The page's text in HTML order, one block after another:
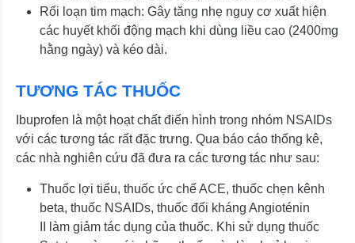
Rối loạn tim mạch: Gây tăng nhẹ nguy cơ xuất hiện
các huyết khối động mạch khi dùng liều cao (2400mg
hằng ngày) và kéo dài.
TƯƠNG TÁC THUỐC
Ibuprofen là một hoạt chất điển hình trong nhóm NSAIDs
với các tương tác rất đặc trưng. Qua báo cáo thống kê,
các nhà nghiên cứu đã đưa ra các tương tác như sau:
Thuốc lợi tiểu, thuốc ức chế ACE, thuốc chẹn kênh
beta, thuốc NSAIDs, thuốc đối kháng Angioténin
II làm giảm tác dụng của thuốc. Khi sử dụng thuốc